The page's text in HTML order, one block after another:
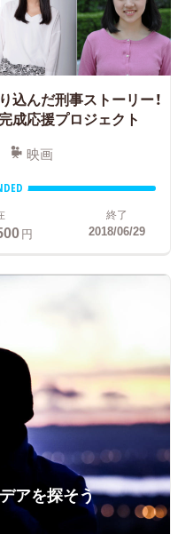
込んだ刑事ストーリー！
成応援プロジェクト
映画
円
終了
2018/06/29
アを探そう